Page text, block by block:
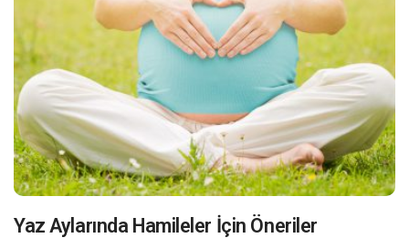
Yaz Aylarında Hamileler İçin Öneriler